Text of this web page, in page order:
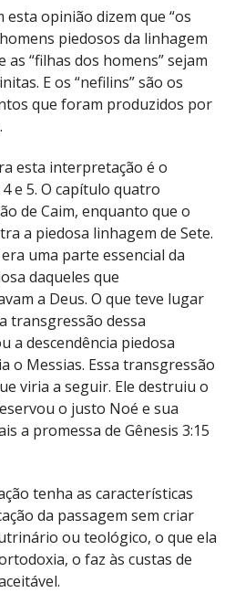
opinião dizem que “os
piedosos da linhagem
as “filhas dos homens” sejam
E os “nefilins” são os
que foram produzidos por
esta interpretação é o
e 5. O capítulo quatro
de Caim, enquanto que o
a piedosa linhagem de Sete.
uma parte essencial da
daqueles que
a Deus. O que teve lugar
transgressão dessa
a descendência piedosa
o Messias. Essa transgressão
viria a seguir. Ele destruiu o
o justo Noé e sua
a promessa de Gênesis 3:15
tenha as características
da passagem sem criar
ou teológico, o que ela
o faz às custas de